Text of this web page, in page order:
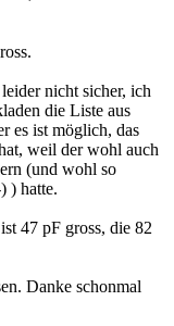
nicht sicher, ich
die Liste aus
es ist möglich, das
weil der wohl auch
(und wohl so
) hatte.
47 pF gross, die 82
Danke schonmal